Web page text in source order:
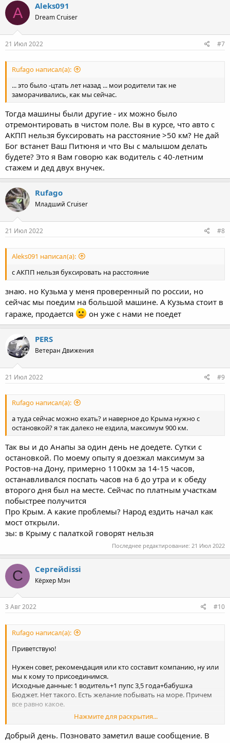
A Aleks091
Dream Cruiser
21 Июл 2022 #7
Rufago написал(а):
... это было -цтать лет назад ... мои родители так не
заморачивались, как мы сейчас.
Тогда машины были другие - их можно было
отремонтировать в чистом поле. Вы в курсе, что авто с
АКПП нельзя буксировать на расстояние >50 км? Не дай
Бог встанет Ваш Питюня и что Вы с малышом делать
будете? Это я Вам говорю как водитель с 40-летним
стажем и дед двух внучек.
Rufago
Младший Cruiser
21 Июл 2022 #8
Aleks091 написал(а):
с АКПП нельзя буксировать на расстояние
знаю. но Кузьма у меня проверенный по россии, но
сейчас мы поедим на большой машине. А Кузьма стоит в
гараже, продается
он уже с нами не поедет
PERS
Ветеран Движения
21 Июл 2022 #9
Rufago написал(а):
а туда сейчас можно ехать? и наверное до Крыма нужно с
остановкой? я так далеко не ездила, максимум 900 км.
Так вы и до Анапы за один день не доедете. Сутки с
остановкой. По моему опыту я доезжал максимум за
Ростов-на Дону, примерно 1100км за 14-15 часов,
останавливался поспать часов на 6 до утра и к обеду
второго дня был на месте. Сейчас по платным участкам
побыстрее получится
Про Крым. А какие проблемы? Народ ездить начал как
мост открыли.
зы: в Крыму с палаткой говорят нельзя
Последнее редактирование: 21 Июл 2022
С Сергейdissi
Кёрхер Мэн
3 Авг 2022 #10
Rufago написал(а):
Приветствую!
Нужен совет, рекомендация или кто составит компанию, ну или
мы к кому то присоединимся.
Исходные данные: 1 водитель+1 пупс 3,5 года+бабушка
Бюджет. Нет такого. Есть желание побывать на море. Причем
все равно какое.
Хотим поехать на море, но так как всякие сочи и тд безумно
для нас дорого. Возможно палатки.
Посоветуйте куда можно поехать, конец августа, начало
Нажмите для раскрытия...
Добрый день. Позновато заметил ваше сообщение. В